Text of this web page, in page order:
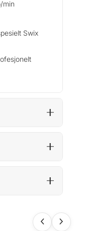
min
Swix